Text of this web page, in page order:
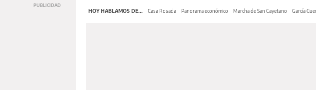
HOY HABLAMOS DE... Casa Rosada Panorama económico Marcha de San Cayetano García